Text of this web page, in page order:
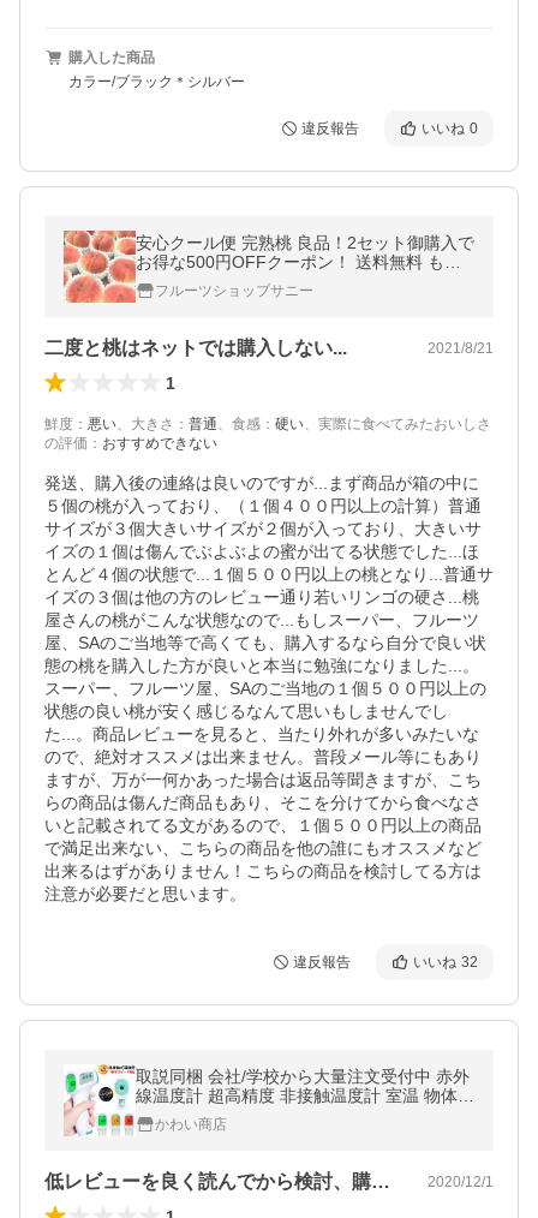
購入した商品
カラー/ブラック＊シルバー
違反報告 いいね 0
安心クール便 完熟桃 良品！2セット御購入で
お得な500円OFFクーポン！ 送料無料 もも
モモ ピーチ フルーツ 果物 くだもの 果実
フルーツショップサニー
二度と桃はネットでは購入しない... 2021/8/21
1
鮮度 ： 悪い、 大きさ ： 普通、 食感 ： 硬い、 実際に食べてみたおいしさ
の評価 ： おすすめできない
発送、購入後の連絡は良いのですが...まず商品が箱の中に
５個の桃が入っており、（１個４００円以上の計算）普通
サイズが３個大きいサイズが２個が入っており、大きいサ
イズの１個は傷んでぶよぶよの蜜が出てる状態でした...ほ
とんど４個の状態で...１個５００円以上の桃となり...普通サ
イズの３個は他の方のレビュー通り若いリンゴの硬さ...桃
屋さんの桃がこんな状態なので...もしスーパー、フルーツ
屋、SAのご当地等で高くても、購入するなら自分で良い状
態の桃を購入した方が良いと本当に勉強になりました...。
スーパー、フルーツ屋、SAのご当地の１個５００円以上の
状態の良い桃が安く感じるなんて思いもしませんでし
た...。商品レビューを見ると、当たり外れが多いみたいな
ので、絶対オススメは出来ません。普段メール等にもあり
ますが、万が一何かあった場合は返品等聞きますが、こち
らの商品は傷んだ商品もあり、そこを分けてから食べなさ
いと記載されてる文があるので、１個５００円以上の商品
で満足出来ない、こちらの商品を他の誰にもオススメなど
出来るはずがありません！こちらの商品を検討してる方は
注意が必要だと思います。
違反報告 いいね 32
取説同梱 会社/学校から大量注文受付中 赤外
線温度計 超高精度 非接触温度計 室温 物体温
度 1秒検温
かわい商店
低レビューを良く読んでから検討、購入を！ 2020/12/1